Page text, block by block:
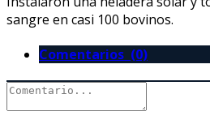
sangre en casi 100 bovinos.
Comentarios (0)